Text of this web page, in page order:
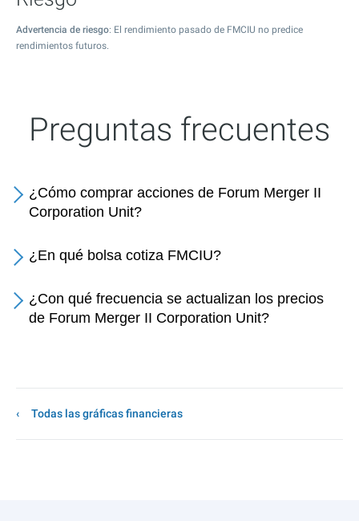
Advertencia de riesgo: El rendimiento pasado de FMCIU no predice
rendimientos futuros.
Preguntas frecuentes
¿Cómo comprar acciones de Forum Merger II
Corporation Unit?
¿En qué bolsa cotiza FMCIU?
¿Con qué frecuencia se actualizan los precios
de Forum Merger II Corporation Unit?
Todas las gráficas financieras